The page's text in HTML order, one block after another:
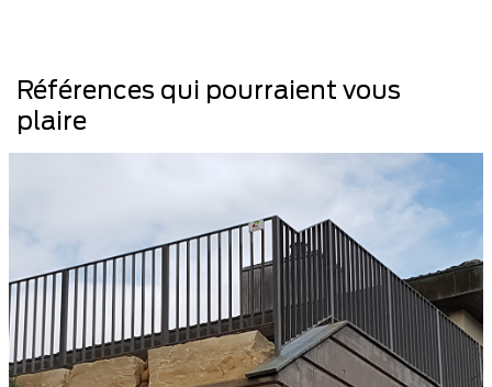
Références qui pourraient vous
plaire